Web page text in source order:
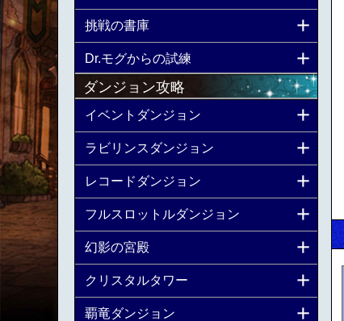
挑戦の書庫
Dr.モグからの試練
ダンジョン攻略
イベントダンジョン
ラビリンスダンジョン
レコードダンジョン
フルスロットルダンジョン
幻影の宮殿
クリスタルタワー
覇竜ダンジョン